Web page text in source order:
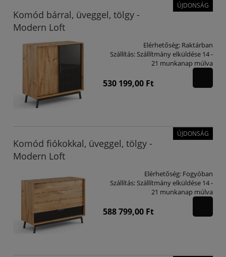
Komód bárral, üveggel, tölgy -
Modern Loft
Elérhetőség: Raktárban
Szállítás:Szállítmány elküldése 14 -
21 munkanap múlva
530 199,00 Ft
ÚJDONSÁG
Komód fiókokkal, üveggel, tölgy -
Modern Loft
Elérhetőség: Fogyóban
Szállítás:Szállítmány elküldése 14 -
21 munkanap múlva
588 799,00 Ft
ÚJDONSÁG